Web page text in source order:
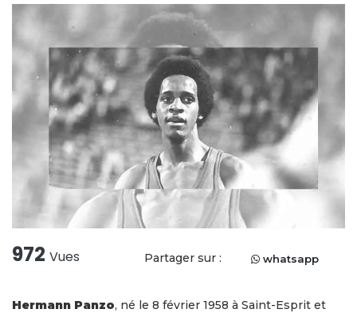
972 Vues Partager sur : whatsapp
Hermann Panzo, né le 8 février 1958 à Saint-Esprit et